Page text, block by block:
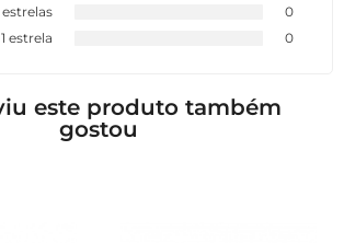
estrelas
0
1 estrela
0
este produto também
gostou